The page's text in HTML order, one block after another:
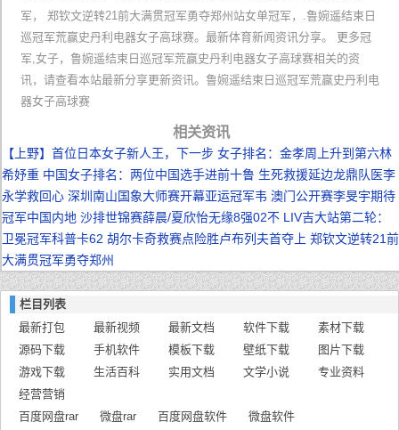
军， 郑钦文逆转21前大满贯冠军勇夺郑州站女单冠军，.鲁婉遥结束日
巡冠军荒赢史丹利电器女子高球赛。最新体育新闻资讯分享。 更多冠
军,女子，鲁婉遥结束日巡冠军荒赢史丹利电器女子高球赛相关的资
讯，请查看本站最新分享更新资讯。鲁婉遥结束日巡冠军荒赢史丹利电
器女子高球赛
相关资讯
【上野】首位日本女子新人王，下一步 女子排名：金孝周上升到第六林
希妤重 中国女子排名：两位中国选手进前十鲁 生死救援延边龙鼎队医李
永学救回心 深圳南山国象大师赛开幕亚运冠军韦 澳门公开赛李旻宇期待
冠军中国内地 沙排世锦赛薛晨/夏欣怡无缘8强02不 LIV吉大站第二轮：
卫冕冠军科普卡62 胡尔卡奇救赛点险胜卢布列夫首夺上 郑钦文逆转21前
大满贯冠军勇夺郑州
栏目列表
最新打包
最新视频 最新文档 软件下载
素材下载
源码下载
手机软件 模板下载 壁纸下载
图片下载
游戏下载
生活百科 实用文档 文学小说
专业资料
经营营销
百度网盘rar
微盘rar 百度网盘软件 微盘软件